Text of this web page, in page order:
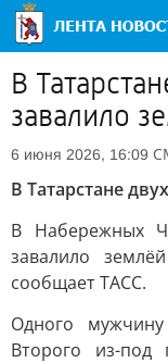
В
завалило
6 июня 2026, 16:09
В Татарстане
В Набережных
завалило
сообщает ТАСС.
Одного
Второго из-под